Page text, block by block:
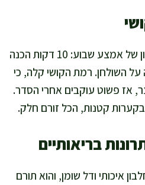
אני מתייחסת לזה כאל מתכון של אמצע שבוע: 10 דקות הכנה
וזה על השולחן. רמת הקושי קלה, כי
אז פשוט עוקבים אחרי הסדר.
קטנות, הכל זורם חלק.
בריאותיים
איכותי ודל שומן, והוא תורם